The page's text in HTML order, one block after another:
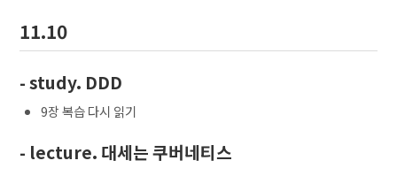
11.10
- study. DDD
9장 복습 다시 읽기
- lecture. 대세는 쿠버네티스